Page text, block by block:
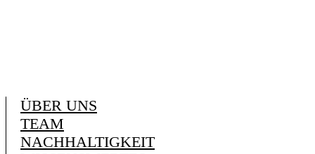
ÜBER UNS
TEAM
NACHHALTIGKEIT